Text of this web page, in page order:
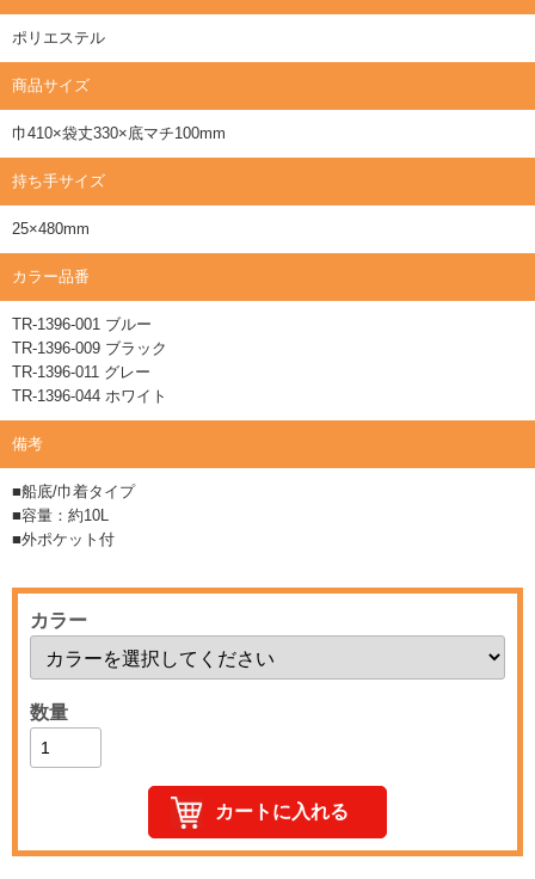
ポリエステル
商品サイズ
巾410×袋丈330×底マチ100mm
持ち手サイズ
25×480mm
カラー品番
TR-1396-001 ブルー
TR-1396-009 ブラック
TR-1396-011 グレー
TR-1396-044 ホワイト
備考
■船底/巾着タイプ
■容量：約10L
■外ポケット付
カラー
数量